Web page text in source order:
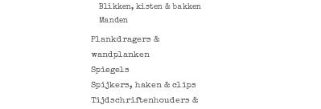
Blikken, kisten & bakken
Manden
Plankdragers &
wandplanken
Spiegels
Spijkers, haken & clips
Tijdschriftenhouders &